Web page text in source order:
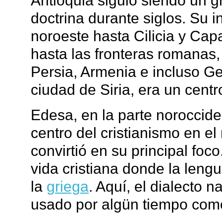
doctrina durante siglos. Su
noroeste hasta Cilicia y
hasta las fronteras
Persia, Armenia e incluso
ciudad de Siria, era un
Edesa, en la parte
centro del cristianismo en
convirtió en su principal
vida cristiana donde la
la griega. Aquí, el dialecto
usado por algün tiempo